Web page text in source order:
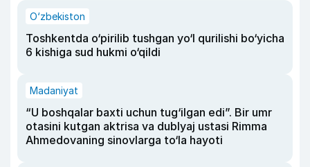
O‘zbekiston
Toshkentda o‘pirilib tushgan yo‘l qurilishi bo‘yicha
6 kishiga sud hukmi o‘qildi
Madaniyat
“U boshqalar baxti uchun tug‘ilgan edi”. Bir umr
otasini kutgan aktrisa va dublyaj ustasi Rimma
Ahmedovaning sinovlarga to‘la hayoti